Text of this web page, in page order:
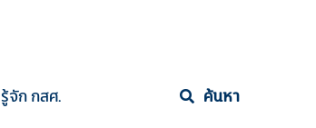
รู้จัก กสศ. ค้นหา